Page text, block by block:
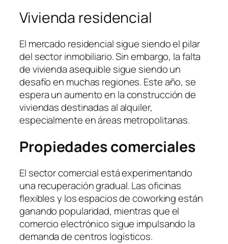
Vivienda residencial
El mercado residencial sigue siendo el pilar
del sector inmobiliario. Sin embargo, la falta
de vivienda asequible sigue siendo un
desafío en muchas regiones. Este año, se
espera un aumento en la construcción de
viviendas destinadas al alquiler,
especialmente en áreas metropolitanas.
Propiedades comerciales
El sector comercial está experimentando
una recuperación gradual. Las oficinas
flexibles y los espacios de coworking están
ganando popularidad, mientras que el
comercio electrónico sigue impulsando la
demanda de centros logísticos.